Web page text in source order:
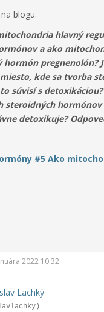
blogu.
hlavný
a ako
pregnenolón?
kde sa tvorba
súvisí s
steroidných hormónov
detoxikuje?
#5 Ako
2022 10:32
Lachký